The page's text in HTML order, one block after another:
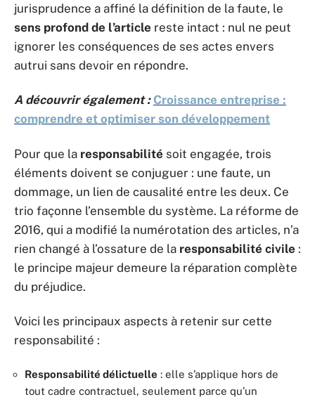
jurisprudence a affiné la définition de la faute, le
sens profond de l’article reste intact : nul ne peut
ignorer les conséquences de ses actes envers
autrui sans devoir en répondre.
A découvrir également : Croissance entreprise :
comprendre et optimiser son développement
Pour que la responsabilité soit engagée, trois
éléments doivent se conjuguer : une faute, un
dommage, un lien de causalité entre les deux. Ce
trio façonne l’ensemble du système. La réforme de
2016, qui a modifié la numérotation des articles, n’a
rien changé à l’ossature de la responsabilité civile :
le principe majeur demeure la réparation complète
du préjudice.
Voici les principaux aspects à retenir sur cette
responsabilité :
Responsabilité délictuelle : elle s’applique hors de
tout cadre contractuel, seulement parce qu’un